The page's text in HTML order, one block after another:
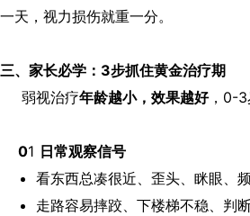
一天，视力损伤就重一分。
三、家长必学：3步抓住黄金治疗期
弱视治疗年龄越小，效果越好，0-3
01 日常观察信号
看东西总凑很近、歪头、眯眼、
走路容易摔跤、下楼梯不稳、判